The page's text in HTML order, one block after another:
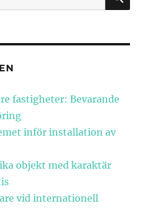
fastigheter: Bevarande
inför installation av
objekt med karaktär
vid internationell